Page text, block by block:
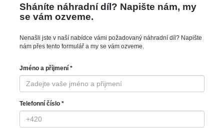
Sháníte náhradní díl? Napište nám, my
se vám ozveme.
Nenašli jste v naší nabídce vámi požadovaný náhradní díl? Napište
nám přes tento formulář a my se vám ozveme.
Jméno a příjmení *
Telefonní číslo *